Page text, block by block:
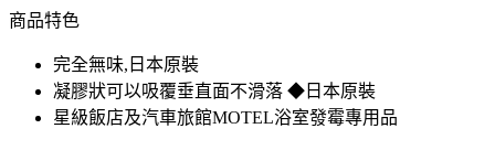
商品特色
完全無味,日本原裝
凝膠狀可以吸覆垂直面不滑落 ◆日本原裝
星級飯店及汽車旅館MOTEL浴室發霉專用品